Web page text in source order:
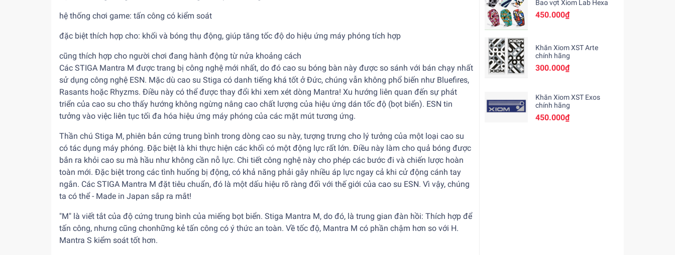
hệ thống chơi game: tấn công có kiểm soát
đặc biệt thích hợp cho: khối và bóng thụ động, giúp tăng tốc độ do hiệu ứng máy phóng tích hợp
cũng thích hợp cho người chơi đang hành động từ nửa khoảng cách
Các STIGA Mantra M được trang bị công nghệ mới nhất, do đó cao su bóng bàn này được so sánh với bán chạy nhất
sử dụng công nghệ ESN. Mặc dù cao su Stiga có danh tiếng khá tốt ở Đức, chúng vẫn không phổ biến như Bluefires,
Rasants hoặc Rhyzms. Điều này có thể được thay đổi khi xem xét dòng Mantra! Xu hướng liên quan đến sự phát
triển của cao su cho thấy hướng không ngừng nâng cao chất lượng của hiệu ứng dán tốc độ (bọt biển). ESN tin
tưởng vào việc liên tục tối đa hóa hiệu ứng máy phóng của các mặt mút tương ứng.
Thần chú Stiga M, phiên bản cứng trung bình trong dòng cao su này, tượng trưng cho lý tưởng của một loại cao su
có tác dụng máy phóng. Đặc biệt là khi thực hiện các khối có một động lực rất lớn. Điều này làm cho quả bóng được
bắn ra khỏi cao su mà hầu như không cần nỗ lực. Chi tiết công nghệ này cho phép các bước đi và chiến lược hoàn
toàn mới. Đặc biệt trong các tình huống bị động, có khả năng phải gây nhiều áp lực ngay cả khi cử động cánh tay
ngắn. Các STIGA Mantra M đặt tiêu chuẩn, đó là một dấu hiệu rõ ràng đối với thế giới của cao su ESN. Vì vậy, chúng
ta có thể - Made in Japan sắp ra mắt!
"M" là viết tắt của độ cứng trung bình của miếng bọt biển. Stiga Mantra M, do đó, là trung gian đàn hồi: Thích hợp để
tấn công, nhưng cũng chonhững kẻ tấn công có ý thức an toàn. Về tốc độ, Mantra M có phần chậm hơn so với H.
Mantra S kiểm soát tốt hơn.
Bao vợt Xiom Lab Hexa
450.000₫
Khăn Xiom XST Arte
chính hãng
300.000₫
Khăn Xiom XST Exos
chính hãng
450.000₫